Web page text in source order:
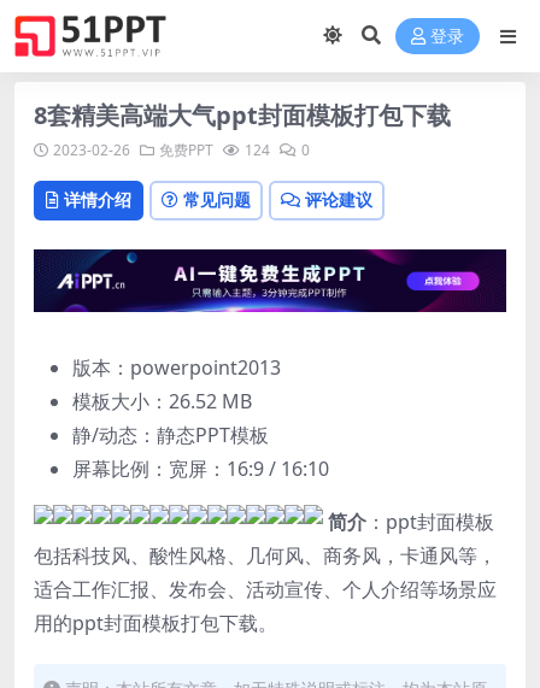
登录
8套精美高端大气ppt封面模板打包下载
2023-02-26 免费PPT 124 0
详情介绍 常见问题 评论建议
版本：powerpoint2013
模板大小： 26.52 MB
静/动态：静态PPT模板
屏幕比例：宽屏：16:9 / 16:10
简介 ：ppt封面模板
包括科技风、酸性风格、几何风、商务风，卡通风等，
适合工作汇报、发布会、活动宣传、个人介绍等场景应
用的ppt封面模板打包下载。